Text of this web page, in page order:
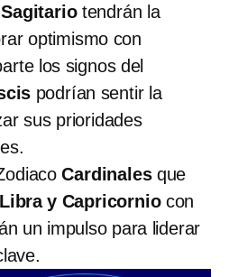
tendrán la
optimismo con
los signos del
podrían sentir la
sus prioridades
Cardinales que
y Capricorniocon
un impulso para liderar